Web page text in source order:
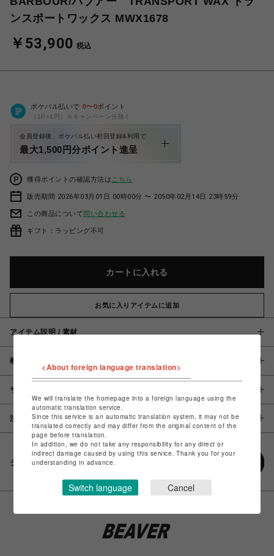
ンスポートワックス MWX1678
￥53,900 税込
ポケパル払いで 0〜0ポイント
（1P=1円）※キャンペーン分除く
会員登録後、ポケパル払い初回登録&利用で
最大1,500円分ポイント進呈
獲得ポイントの確認方法は こちら
販売期間 2026年03月01日 00時00分 〜 2050年02月14日 23時59分
この商品について問い合わせる
ギフト：ラッピング不可
カートに入れる
お気に入りアイテムに追加
アイテム説明 / 素材
概要
サイズ
注意事項
シェアする
<About foreign language translation>
We will translate the homepage into a foreign language using the
automatic translation service.
Since this service is an automatic translation system, it may not be
translated correctly and may differ from the original content of the
page before translation.
In addition, we do not take any responsibility for any direct or
indirect damage caused by using this service. Thank you for your
understanding in advance.
Switch language Cancel